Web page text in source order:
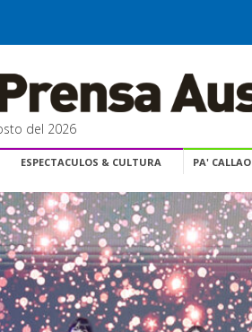
del 2026
ESPECTACULOS & CULTURA PA' CALLAO